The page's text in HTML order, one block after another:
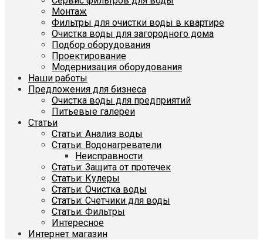
Монтаж
Фильтры для очистки воды в квартире
Очистка воды для загородного дома
Подбор оборудования
Проектирование
Модернизация оборудования
Наши работы
Предложения для бизнеса
Очистка воды для предприятий
Питьевые галереи
Статьи
Статьи: Анализ воды
Статьи: Водонагреватели
Неисправности
Статьи: Защита от протечек
Статьи: Кулеры
Статьи: Очистка воды
Статьи: Счетчики для воды
Статьи: Фильтры
Интересное
Интернет магазин